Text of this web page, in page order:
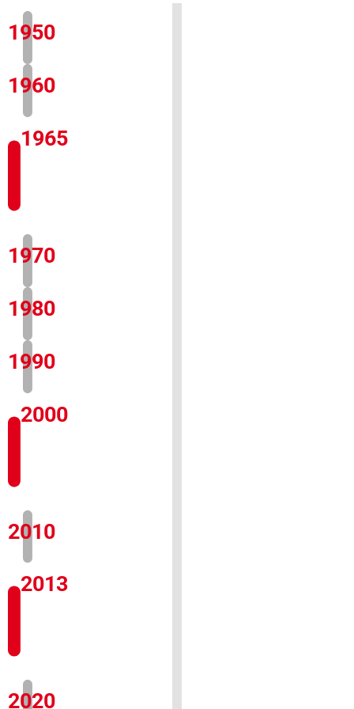
1950
1960
1965
1970
1980
1990
2000
2010
2013
2020